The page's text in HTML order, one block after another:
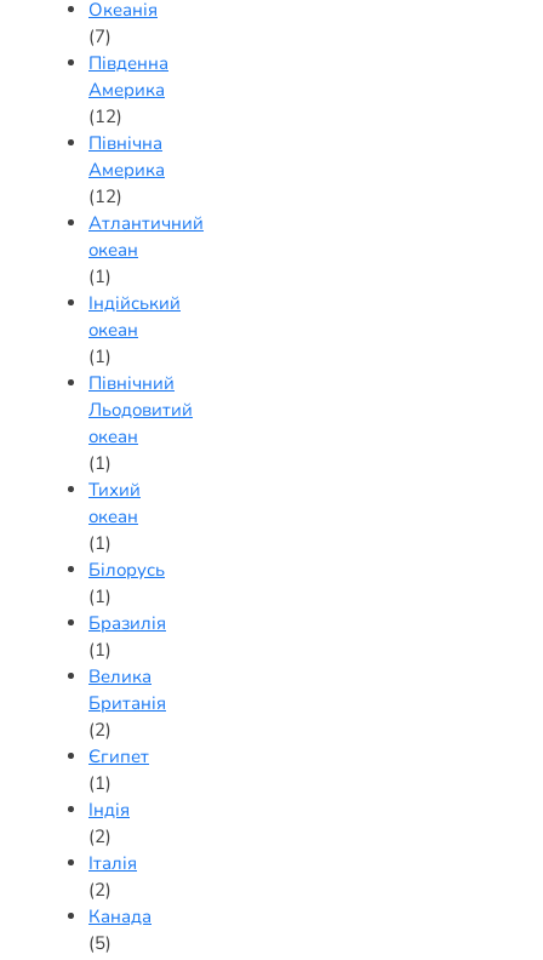
Океанія
(7)
Південна
Америка
(12)
Північна
Америка
(12)
Атлантичний
океан
(1)
Індійський
океан
(1)
Північний
Льодовитий
океан
(1)
Тихий
океан
(1)
Білорусь
(1)
Бразилія
(1)
Велика
Британія
(2)
Єгипет
(1)
Індія
(2)
Італія
(2)
Канада
(5)